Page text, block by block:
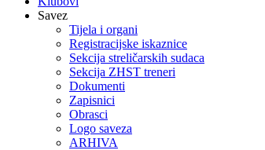
Savez
Tijela i organi
Registracijske iskaznice
Sekcija streličarskih sudaca
Sekcija ZHST treneri
Dokumenti
Zapisnici
Obrasci
Logo saveza
ARHIVA